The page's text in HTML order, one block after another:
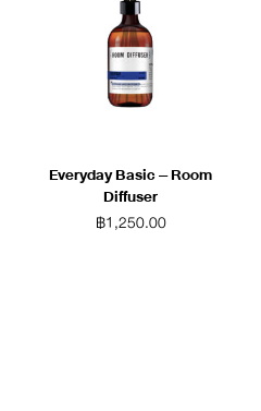
Everyday Basic – Room
Diffuser
฿1,250.00